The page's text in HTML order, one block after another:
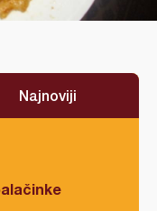
Najnoviji